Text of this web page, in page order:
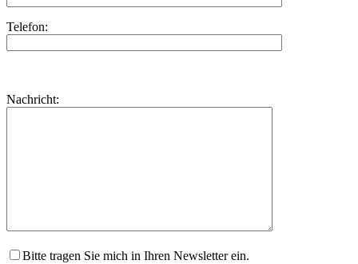
Telefon:
dieses
lasse
Nachricht:
Bitte tragen Sie mich in Ihren Newsletter ein.